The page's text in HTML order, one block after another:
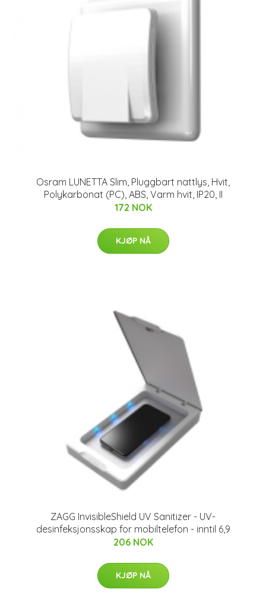
Osram LUNETTA Slim, Pluggbart nattlys, Hvit,
Polykarbonat (PC), ABS, Varm hvit, IP20, II
172 NOK
KJØP NÅ
ZAGG InvisibleShield UV Sanitizer - UV-
desinfeksjonsskap for mobiltelefon - inntil 6,9
206 NOK
KJØP NÅ